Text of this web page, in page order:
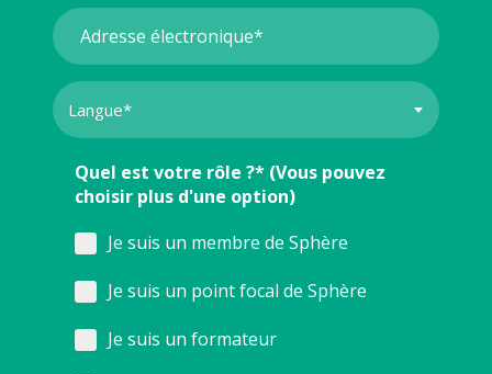
Quel est votre rôle ?* (Vous pouvez
choisir plus d'une option)
Je suis un membre de Sphère
Je suis un point focal de Sphère
Je suis un formateur